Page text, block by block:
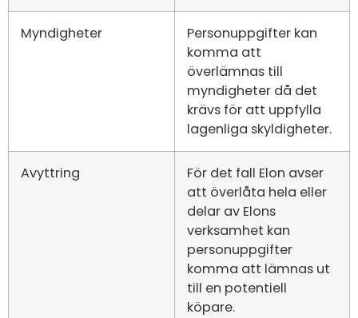
Myndigheter
Personuppgifter kan
komma att
överlämnas till
myndigheter då det
krävs för att uppfylla
lagenliga skyldigheter.
Avyttring
För det fall Elon avser
att överlåta hela eller
delar av Elons
verksamhet kan
personuppgifter
komma att lämnas ut
till en potentiell
köpare.